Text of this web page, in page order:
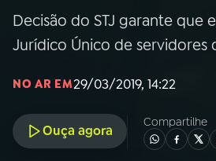
06 VIDEOCASTS
07ÚLTIMAS
FESTIVAL DE MÚSICA
Decisão do STJ garante
Jurídico Único de servidores
NO AR EM29/03/2019, 14:22
Ouça agora
Compartilhe